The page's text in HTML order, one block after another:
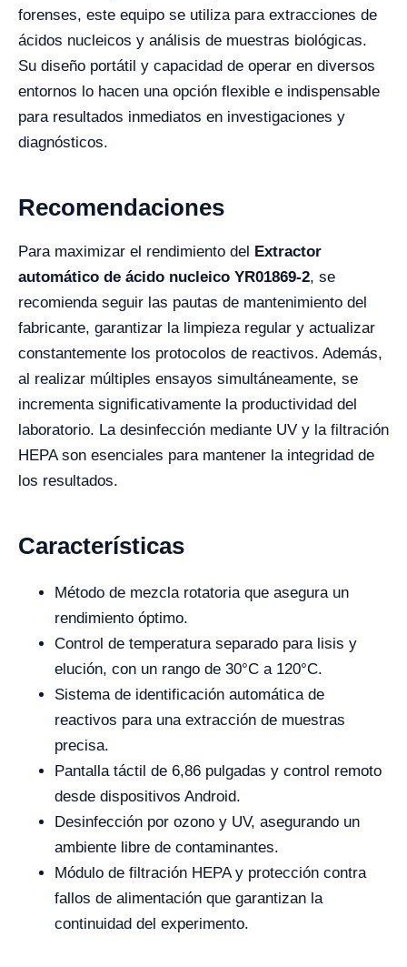
forenses, este equipo se utiliza para extracciones de
ácidos nucleicos y análisis de muestras biológicas.
Su diseño portátil y capacidad de operar en diversos
entornos lo hacen una opción flexible e indispensable
para resultados inmediatos en investigaciones y
diagnósticos.
Recomendaciones
Para maximizar el rendimiento del
Extractor
automático de ácido nucleico YR01869-2, se
recomienda seguir las pautas de mantenimiento del
fabricante, garantizar la limpieza regular y actualizar
constantemente los protocolos de reactivos. Además,
al realizar múltiples ensayos simultáneamente, se
incrementa significativamente la productividad del
laboratorio. La desinfección mediante UV y la filtración
HEPA son esenciales para mantener la integridad de
los resultados.
Características
Método de mezcla rotatoria que asegura un
rendimiento óptimo.
Control de temperatura separado para lisis y
elución, con un rango de 30°C a 120°C.
Sistema de identificación automática de
reactivos para una extracción de muestras
precisa.
Pantalla táctil de 6,86 pulgadas y control remoto
desde dispositivos Android.
Desinfección por ozono y UV, asegurando un
ambiente libre de contaminantes.
Módulo de filtración HEPA y protección contra
fallos de alimentación que garantizan la
continuidad del experimento.